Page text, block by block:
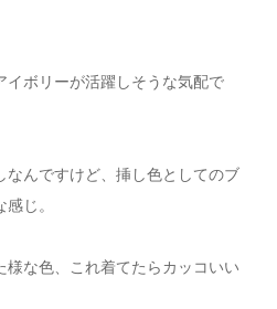
イボリーが活躍しそうな気配で
なんですけど、挿し色としてのブ
じ。
様な色、これ着てたらカッコいい